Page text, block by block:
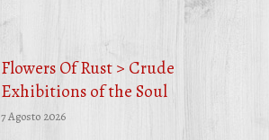
Flowers Of Rust > Crude
Exhibitions of the Soul
7 Agosto 2026